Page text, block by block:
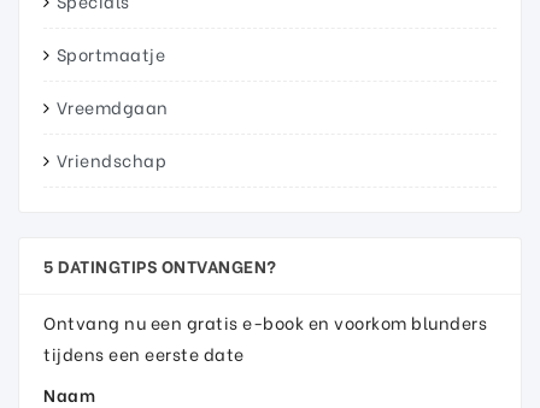
Sportmaatje
Vreemdgaan
Vriendschap
5 DATINGTIPS ONTVANGEN?
Ontvang nu een gratis e-book en voorkom blunders
tijdens een eerste date
Naam